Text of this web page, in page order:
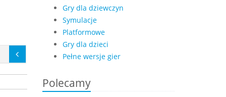
Gry dla dziewczyn
Symulacje
Platformowe
Gry dla dzieci
Pełne wersje gier
Polecamy